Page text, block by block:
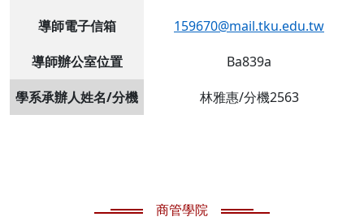
導師電子信箱
159670@mail.tku.edu.tw
導師辦公室位置
Ba839a
學系承辦人姓名/分機
林雅惠/分機2563
商管學院